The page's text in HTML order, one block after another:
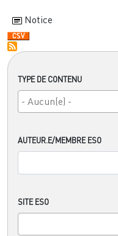
TYPE DE CONTENU
AUTEUR.E/MEMBRE ESO
SITE ESO
Notice